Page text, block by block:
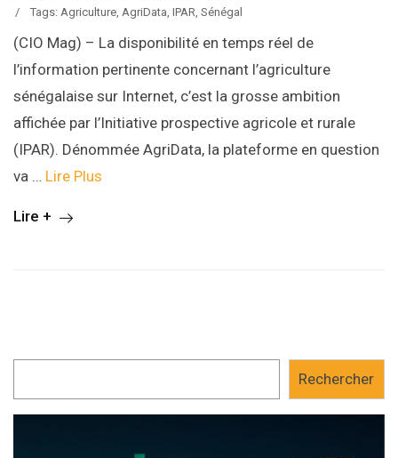
/
Tags: Agriculture, AgriData, IPAR, Sénégal
(CIO Mag) – La disponibilité en temps réel de
l’information pertinente concernant l’agriculture
sénégalaise sur Internet, c’est la grosse ambition
affichée par l’Initiative prospective agricole et rurale
(IPAR). Dénommée AgriData, la plateforme en question
va … Lire Plus
Lire +
Rechercher